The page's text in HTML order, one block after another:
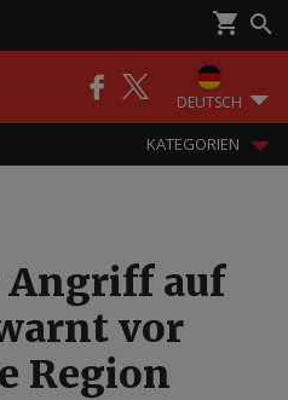
DEUTSCH
KATEGORIEN
Angriff auf
vor
Region